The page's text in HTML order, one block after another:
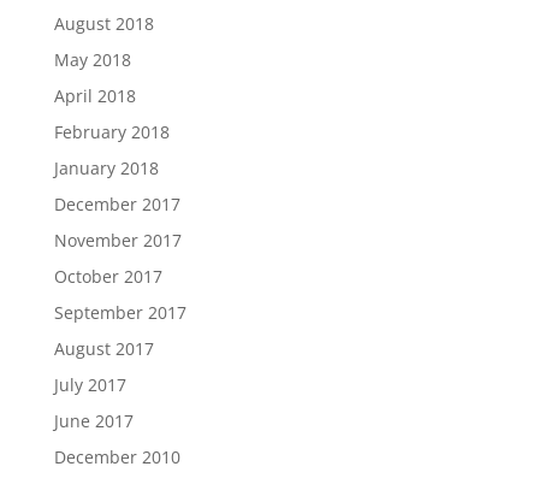
August 2018
May 2018
April 2018
February 2018
January 2018
December 2017
November 2017
October 2017
September 2017
August 2017
July 2017
June 2017
December 2010